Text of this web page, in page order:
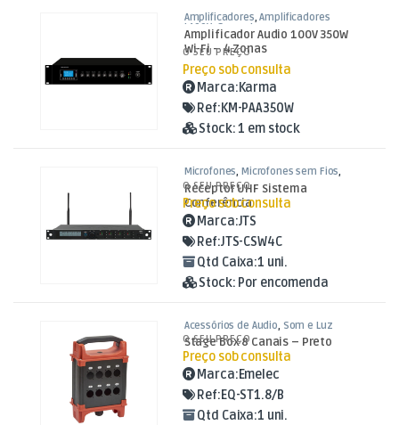
Amplificadores,Amplificadores
L100V,Som e Luz
Amplificador Audio 100V 350W
Wi-Fi – 4 Zonas
O SEU PREÇO
Preço sob consulta
Marca:Karma
Ref:KM-PAA350W
Stock: 1 em stock
Microfones, Microfones sem Fios,
Som e Luz
Receptor UHF Sistema
Conferência
O SEU PREÇO
Preço sob consulta
Marca:JTS
Ref:JTS-CSW4C
Qtd Caixa:1 uni.
Stock: Por encomenda
Acessórios de Áudio Som e Luz
Stage Box 8 Canais – Preto
O SEU PREÇO
Preço sob consulta
Marca:Emelec
Ref:EQ-ST1.8/B
Qtd Caixa:1 uni.